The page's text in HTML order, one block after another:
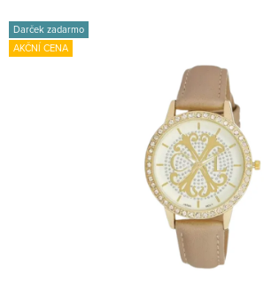
Darček zadarmo
AKČNÍ CENA